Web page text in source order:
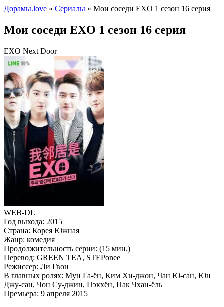
Дорамы.love » Сериалы » Мои соседи EXO 1 сезон 16 серия
Мои соседи EXO 1 сезон 16 серия
EXO Next Door
WEB-DL
Год выхода: 2015
Страна: Корея Южная
Жанр: комедия
Продолжительность серии: (15 мин.)
Перевод: GREEN TEA, STEPonee
Режиссер: Ли Гвон
В главных ролях: Мун Га-ён, Ким Хи-джон, Чан Ю-сан, Юн
Джу-сан, Чон Су-джин, Пэкхён, Пак Чхан-ёль
Премьера: 9 апреля 2015